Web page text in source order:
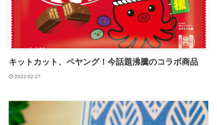
キットカット、ペヤング！今話題沸騰のコラボ商品
2022-02-27